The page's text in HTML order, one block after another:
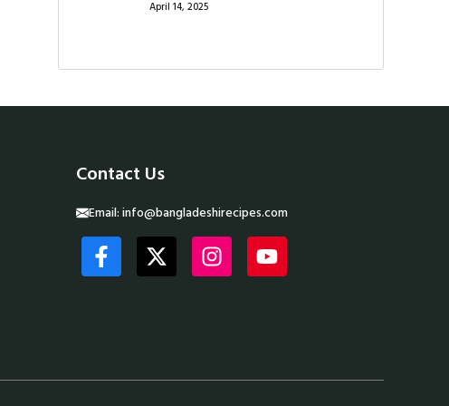
April 14, 2025
Contact Us
Email:info@bangladeshirecipes.com